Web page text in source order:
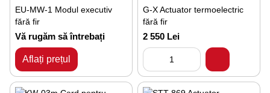
EU-MW-1 Modul executiv
fără fir
Vă rugăm să întrebați
Aflați prețul
G-X Actuator termoelectric
fără fir
2 550 Lei